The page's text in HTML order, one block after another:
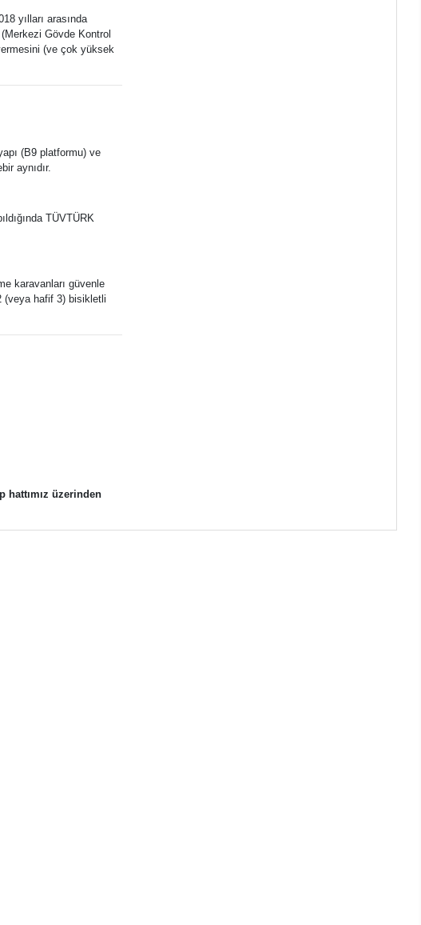
yılları arasında
Gövde Kontrol
(ve çok yüksek
(B9 platformu) ve
aynıdır.
TÜVTÜRK
karavanları güvenle
(veya hafif 3) bisikletli
üzerinden